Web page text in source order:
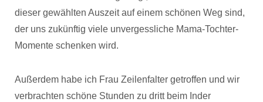
dieser gewählten Auszeit auf einem schönen Weg sind,
der uns zukünftig viele unvergessliche Mama-Tochter-
Momente schenken wird.
Außerdem habe ich Frau Zeilenfalter getroffen und wir
verbrachten schöne Stunden zu dritt beim Inder